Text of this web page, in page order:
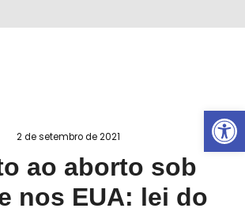
2 de setembro de 2021
ao aborto sob
nos EUA: lei do